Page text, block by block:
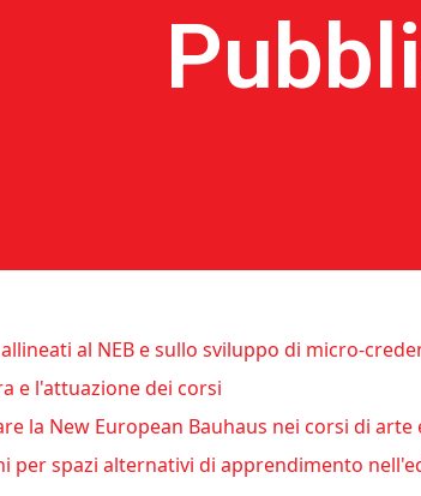
al NEB e sullo sviluppo di micro-
e l'attuazione dei corsi
la New European Bauhaus nei corsi di arte
per spazi alternativi di apprendimento